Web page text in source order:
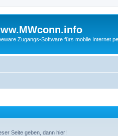
Zugangs-Software fürs mobile Internet
Seite geben, dann hier!